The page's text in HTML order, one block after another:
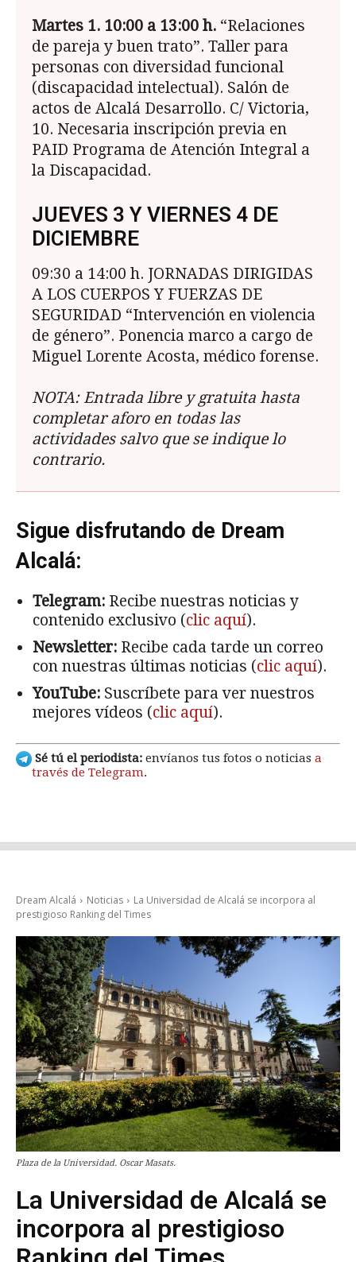
Martes 1. 10:00 a 13:00 h. “Relaciones
de pareja y buen trato”. Taller para
personas con diversidad fun­cional
(discapacidad intelectual). Salón de
actos de Alcalá Desarrollo. C/ Victoria,
10. Necesaria inscripción previa en
PAID Programa de Atención Integral a
la Discapacidad.
JUEVES 3 Y VIERNES 4 DE
DICIEMBRE
09:30 a 14:00 h. JORNADAS DIRIGIDAS
A LOS CUERPOS Y FUERZAS DE
SEGURIDAD “Interven­ción en violencia
de género”. Ponencia marco a cargo de
Miguel Lorente Acosta, médico forense.
NOTA: Entrada libre y gratuita hasta
completar aforo en todaslas
actividades salvo que se indique lo
contrario.
Sigue disfrutando de Dream
Alcalá:
Telegram: Recibe nuestras noticias y
contenido exclusivo (clic aquí).
Newsletter: Recibe cada tarde un correo
con nuestras últimas noticias (clic aquí).
YouTube: Suscríbete para ver nuestros
mejores vídeos (clic aquí).
Sé tú el periodista: envíanos tus fotos o noticias a
través de Telegram.